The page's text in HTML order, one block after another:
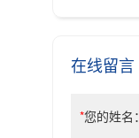
在线留言
*您的姓名：